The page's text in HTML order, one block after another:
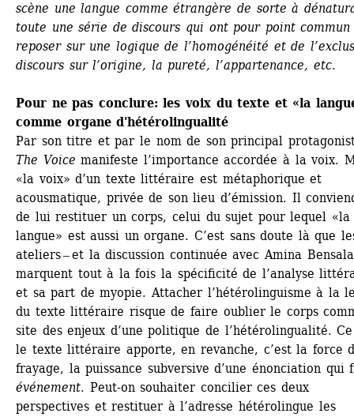
scène une langue comme étrangère de sorte à
toute une série de discours qui ont pour point commun
reposer sur une logique de l’homogénéité et de
discours sur l’origine, la pureté, l’appartenance, etc.
Pour ne pas conclure: les voix du texte et «la
comme organe d'hétérolingualité
Par son titre et par le nom de son principal
The Voice manifeste l’importance accordée à la voix.
«la voix» d’un texte littéraire est métaphorique et
acousmatique, privée de son lieu d’émission. Il
de lui restituer un corps, celui du sujet pour lequel «la
langue» est aussi un organe. C’est sans doute là que
ateliers ‒ et la discussion continuée avec Amina
marquent tout à la fois la spécificité de l’analyse
et sa part de myopie. Attacher l’hétérolinguisme à la
du texte littéraire risque de faire oublier le corps
site des enjeux d’une politique de l’hétérolingualité.
le texte littéraire apporte, en revanche, c’est la force
frayage, la puissance subversive d’une énonciation qui
événement. Peut-on souhaiter concilier ces deux
perspectives et restituer à l’adresse hétérolingue les